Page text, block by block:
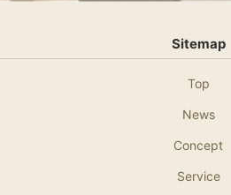
Sitemap
Top
News
Concept
Service